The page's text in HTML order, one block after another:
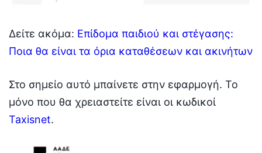
Δείτε ακόμα: Επίδομα παιδιού και στέγασης:
Ποια θα είναι τα όρια καταθέσεων και ακινήτων
Στο σημείο αυτό μπαίνετε στην εφαρμογή. Το
μόνο που θα χρειαστείτε είναι οι κωδικοί
Taxisnet.